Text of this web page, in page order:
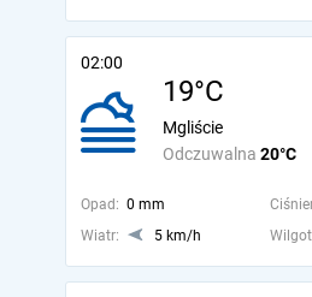
02:00
19°C
Odczuwalna 20°C
Mgliście
Opad: 0 mm
Wiatr:
5 km/h